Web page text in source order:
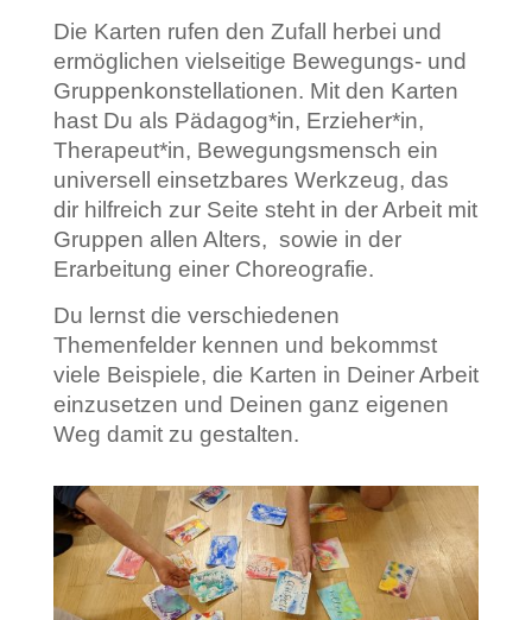
Die Karten rufen den Zufall herbei und
ermöglichen vielseitige Bewegungs- und
Gruppenkonstellationen. Mit den Karten
hast Du als Pädagog*in, Erzieher*in,
Therapeut*in, Bewegungsmensch ein
universell einsetzbares Werkzeug, das
dir hilfreich zur Seite steht in der Arbeit mit
Gruppen allen Alters, sowie in der
Erarbeitung einer Choreografie.
Du lernst die verschiedenen
Themenfelder kennen und bekommst
viele Beispiele, die Karten in Deiner Arbeit
einzusetzen und Deinen ganz eigenen
Weg damit zu gestalten.